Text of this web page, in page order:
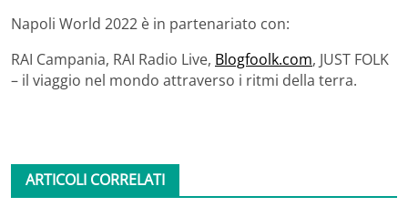
Napoli World 2022 è in partenariato con:
RAI Campania, RAI Radio Live, Blogfoolk.com, JUST FOLK
– il viaggio nel mondo attraverso i ritmi della terra.
ARTICOLI CORRELATI